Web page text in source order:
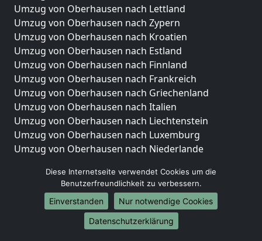
Umzug von Oberhausen nach Lettland
Umzug von Oberhausen nach Zypern
Umzug von Oberhausen nach Kroatien
Umzug von Oberhausen nach Estland
Umzug von Oberhausen nach Finnland
Umzug von Oberhausen nach Frankreich
Umzug von Oberhausen nach Griechenland
Umzug von Oberhausen nach Italien
Umzug von Oberhausen nach Liechtenstein
Umzug von Oberhausen nach Luxemburg
Umzug von Oberhausen nach Niederlande
Umzüge-Deutschlandweit
Umzug von Oberhausen nach Berlin
Umzug von Oberhausen nach Hamburg
Umzug von Oberhausen nach München
Diese Internetseite verwendet Cookies um die
Benutzerfreundlichkeit zu verbessern.
Einverstanden
Nur notwendige Cookies
Datenschutzerklärung